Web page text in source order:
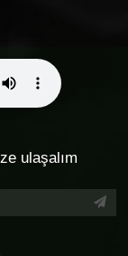
ulaşalım